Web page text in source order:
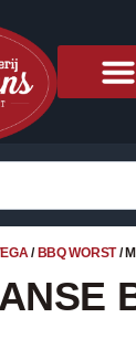
/ BBQ WORST/